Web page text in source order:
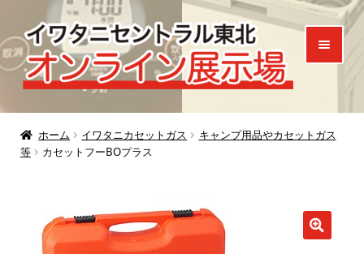
ナ
ビ
ゲ
ー
シ
ョ
ン
コ
ン
テ
ン
ツ
へ
ス
ホーム
お知らせ
ホーム イワタニカセットガス
キャンプ用品やカセットガス
等
カセットフーBOプラス